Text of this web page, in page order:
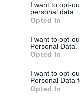
I want to opt-
personal data.
Opted In
I want to opt-
Personal Data.
Opted In
I want to opt-
Personal Data
Opted In
Il materiale (testo, foto e
Alcune foto (screenshot) ed